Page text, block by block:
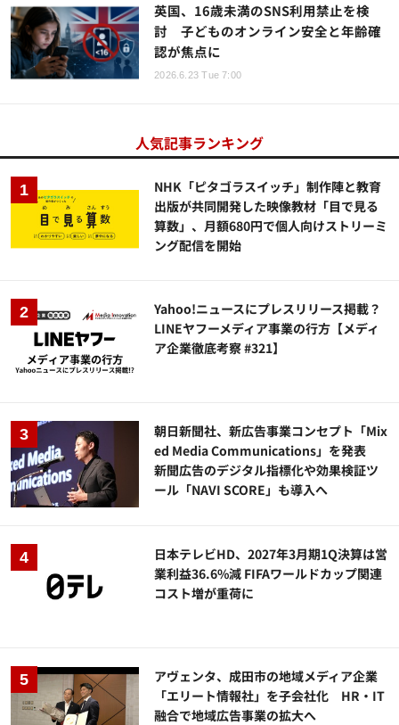
英国、16歳未満のSNS利用禁止を検
討 子どものオンライン安全と年齢確
認が焦点に
2026.6.23 Tue 7:00
人気記事ランキング
NHK「ピタゴラスイッチ」制作陣と教育
出版が共同開発した映像教材「目で見る
算数」、月額680円で個人向けストリーミ
ング配信を開始
Yahoo!ニュースにプレスリリース掲載？
LINEヤフーメディア事業の行方【メディ
ア企業徹底考察 #321】
朝日新聞社、新広告事業コンセプト「Mix
ed Media Communications」を発表
新聞広告のデジタル指標化や効果検証ツ
ール「NAVI SCORE」も導入へ
日本テレビHD、2027年3月期1Q決算は営
業利益36.6%減 FIFAワールドカップ関連
コスト増が重荷に
アヴェンタ、成田市の地域メディア企業
「エリート情報社」を子会社化 HR・IT
融合で地域広告事業の拡大へ